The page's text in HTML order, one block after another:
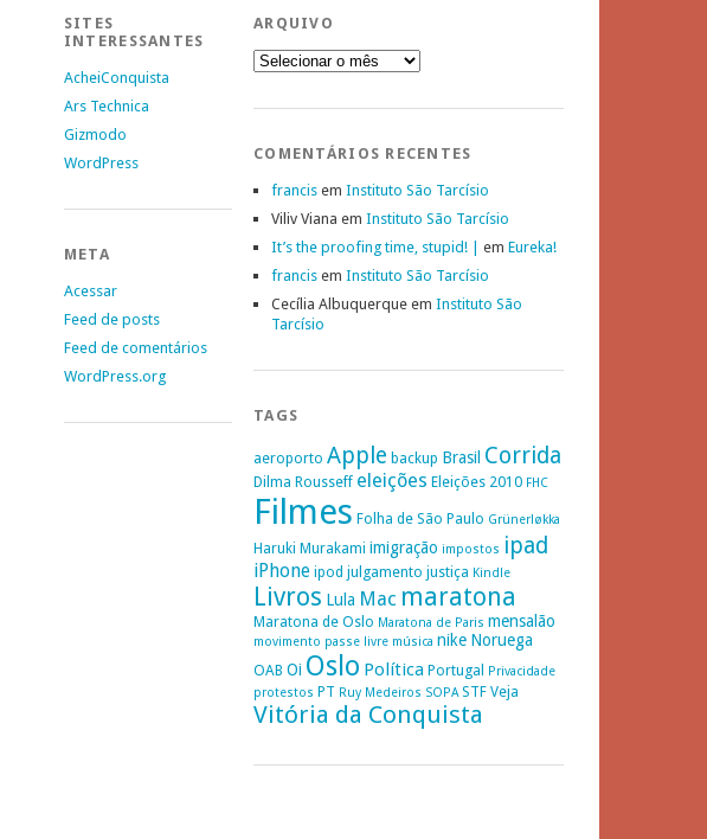
SITES
INTERESSANTES
AcheiConquista
Ars Technica
Gizmodo
WordPress
META
Acessar
Feed de posts
Feed de comentários
WordPress.org
ARQUIVO
Arquivo
COMENTÁRIOS RECENTES
francis em Instituto São Tarcísio
Viliv Viana em Instituto São Tarcísio
It’s the proofing time, stupid! |
em Eureka!
francis em Instituto São Tarcísio
Cecília Albuquerque em Instituto São
Tarcísio
TAGS
aeroporto Apple backup Brasil Corrida
Dilma Rousseff eleições Eleições 2010 FHC
Filmes Folha de São Paulo Grünerløkka
Haruki Murakami imigração impostos ipad
iPhone ipod julgamento justiça Kindle
Livros Lula Mac maratona
Maratona de Oslo Maratona de Paris mensalão
movimento passe livre música nike Noruega
OAB Oi Oslo Política Portugal
Privacidade
protestos PT Ruy Medeiros SOPA STF Veja
Vitória da Conquista